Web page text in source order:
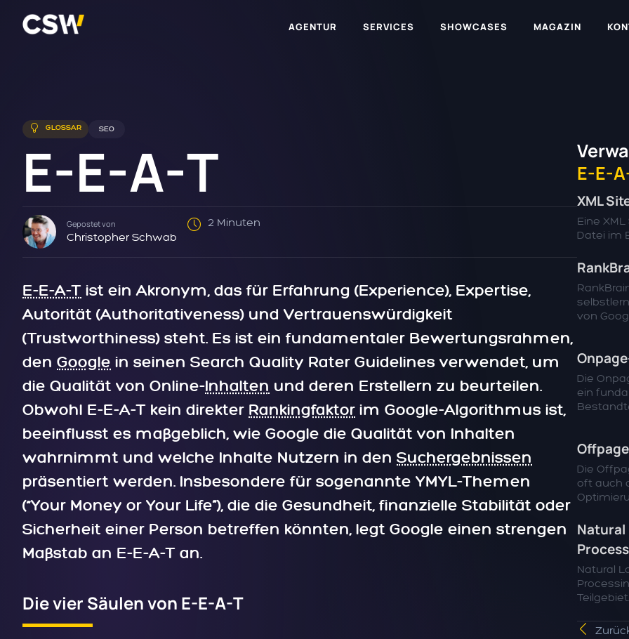
AGENTUR SERVICES SHOWCASES MAGAZIN
GLOSSAR SEO
E-E-A-T
Gepostet von
Christopher Schwab
2 Minuten
E-E-A-T ist ein Akronym, das für Erfahrung (Experience), Expertise,
Autorität (Authoritativeness) und Vertrauenswürdigkeit
(Trustworthiness) steht. Es ist ein fundamentaler Bewertungsrahmen,
den Google in seinen Search Quality Rater Guidelines verwendet, um
die Qualität von Online-Inhalten und deren Erstellern zu beurteilen.
Obwohl E-E-A-T kein direkter Rankingfaktor im Google-Algorithmus ist,
beeinflusst es maßgeblich, wie Google die Qualität von Inhalten
wahrnimmt und welche Inhalte Nutzern in den Suchergebnissen
präsentiert werden. Insbesondere für sogenannte YMYL-Themen
(“Your Money or Your Life”), die die Gesundheit, finanzielle Stabilität oder
Sicherheit einer Person betreffen könnten, legt Google einen strengen
Maßstab an E-E-A-T an.
Die vier Säulen von E-E-A-T
E-E-
XML
Eine
Datei im
von
Die
ein
Die
oft auch
Natural
Natural